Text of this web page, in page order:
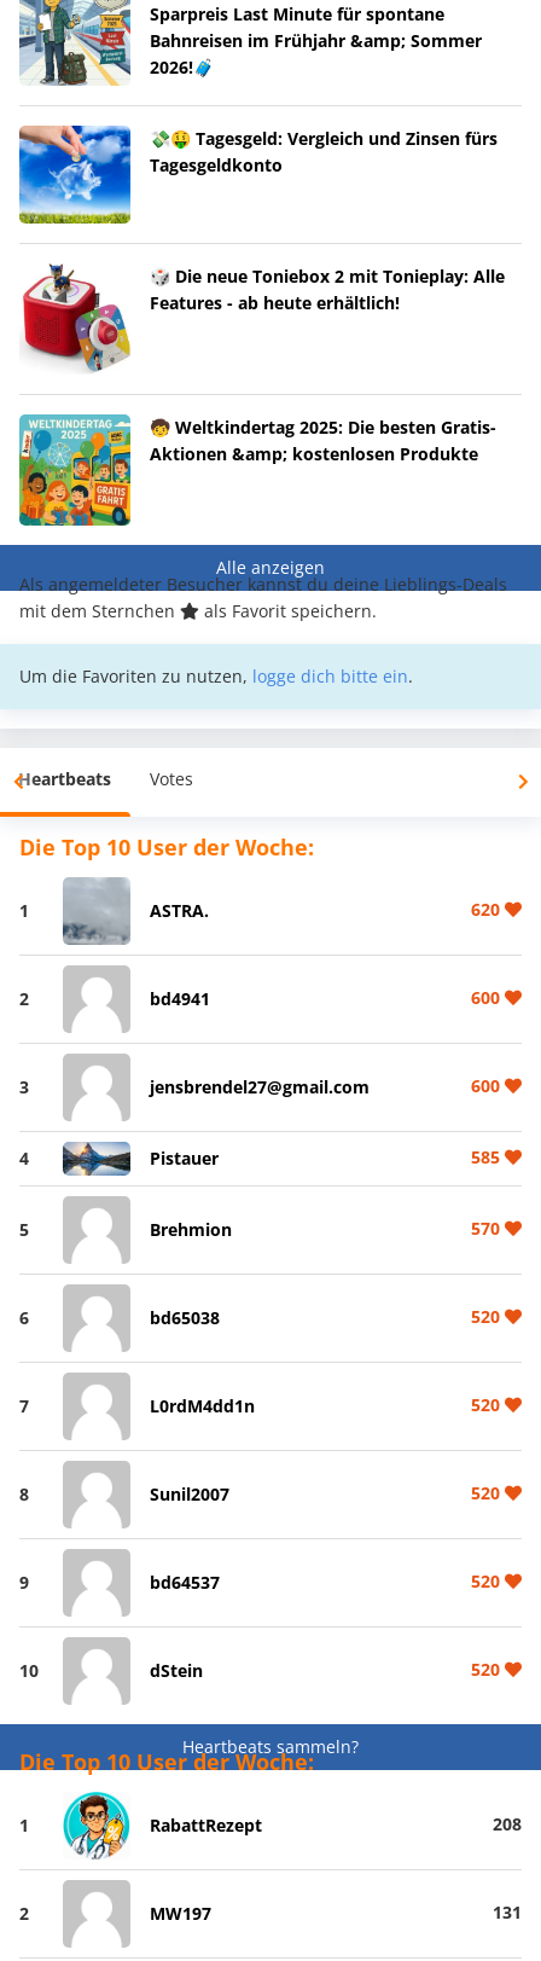
Sparpreis Last Minute für spontane
Bahnreisen im Frühjahr &amp; Sommer
2026!🧳
💸🤑 Tagesgeld: Vergleich und Zinsen fürs
Tagesgeldkonto
🎲 Die neue Toniebox 2 mit Tonieplay: Alle
Features - ab heute erhältlich!
🧒 Weltkindertag 2025: Die besten Gratis-
Aktionen &amp; kostenlosen Produkte
Alle anzeigen
Als angemeldeter Besucher kannst du deine Lieblings-Deals
mit dem Sternchen
als Favorit speichern.
Um die Favoriten zu nutzen, logge dich bitte ein.
Heartbeats Votes
Die Top 10 User der Woche:
1 ASTRA. 620
2 bd4941 600
3 jensbrendel27@gmail.com 600
4 Pistauer 585
5 Brehmion 570
6 bd65038 520
7 L0rdM4dd1n 520
8 Sunil2007 520
9 bd64537 520
10 dStein 520
Heartbeats sammeln?
Die Top 10 User der Woche:
1 RabattRezept 208
2 MW197 131